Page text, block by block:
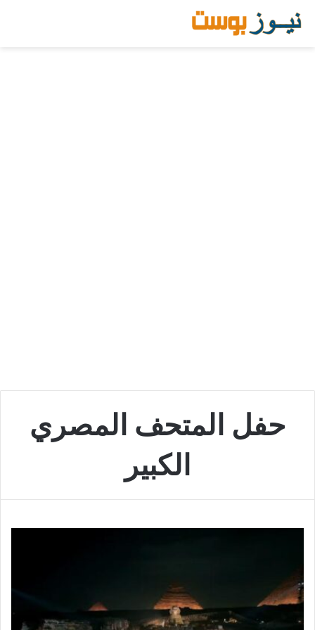
حفل المتحف المصري
الكبير